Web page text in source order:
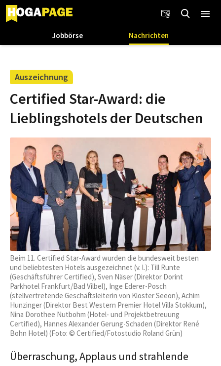
Jobbörse Nachrichten
Auszeichnung
Certified Star-Award: die
Lieblingshotels der Deutschen
Beim 11. Certified Star-Award wurden die bundesweit besten
und beliebtesten Hotels ausgezeichnet (v. l.): Till Runte
(Geschäftsführer Certified), Sven Näser (Direktor Dorint
Parkhotel Frankfurt/Bad Vilbel), Inge Ederer-Posch
(stellvertretende Geschäftsleiterin von Kloster Seeon), Achim
Hunzinger (Direktor Best Western Premier Hotel Villa Stokkum),
Nina Dorothee Nutbohm (Hotel- und Projektbetreuung
Certified), Hannes Alexander Gerung-Schaden (Direktor René
Bohn Hotel) (Foto: © Certified/Fotostudio Roland Grün)
Überraschung, Applaus und strahlende